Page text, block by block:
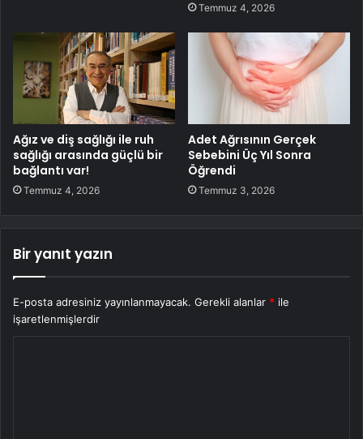
Temmuz 4, 2026
Ağız ve diş sağlığı ile ruh
sağlığı arasında güçlü bir
bağlantı var!
Temmuz 4, 2026
Adet Ağrısının Gerçek
Sebebini Üç Yıl Sonra
Öğrendi
Temmuz 3, 2026
Bir yanıt yazın
E-posta adresiniz yayınlanmayacak. Gerekli alanlar * ile
işaretlenmişlerdir